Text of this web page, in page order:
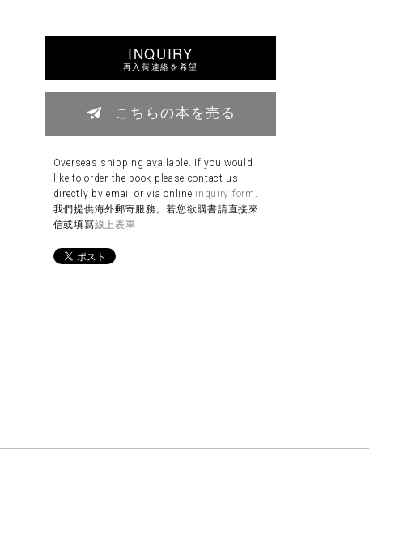
INQUIRY
再入荷連絡を希望
こちらの本を売る
Overseas shipping available. If you would
like to order the book please contact us
directly by email or via online inquiry form .
我們提供海外郵寄服務。若您欲購書請直接來
信或填寫線上表單